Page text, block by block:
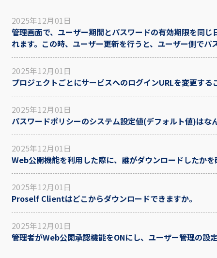
2025年12月01日
管理画面で、ユーザー期間とパスワードの有効期限を同
れます。この時、ユーザー更新を行うと、ユーザー側でパ
2025年12月01日
プロジェクトごとにサービスへのログインURLを変更する
2025年12月01日
パスワードポリシーのシステム設定値(デフォルト値)はな
2025年12月01日
Web公開機能を利用した際に、誰がダウンロードしたか
2025年12月01日
Proself Clientはどこからダウンロードできますか。
2025年12月01日
管理者がWeb公開承認機能をONにし、ユーザー管理の